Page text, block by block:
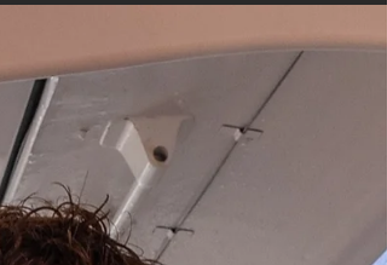
engagée dans un programme ambitieux aux
d’Erwan Le Roux, la navigatrice a annoncé
renoncer à prendre le départ. En cause, une
préparation perturbée par plusieurs avaries
majeures, dont des casses mécaniques et un
chavirage, ainsi qu’une réflexion personnelle sur
son engagement en solitaire. Elle évoque un
décalage entre les exigence